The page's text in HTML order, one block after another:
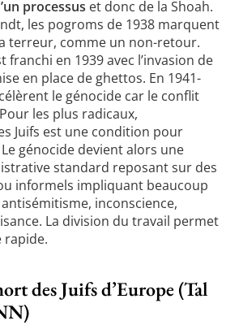
processus et donc de la Shoah.
les pogroms de 1938 marquent
terreur, comme un non-retour.
franchi en 1939 avec l’invasion de
en place de ghettos. En 1941-
le génocide car le conflit
les plus radicaux,
Juifs est une condition pour
génocide devient alors une
standard reposant sur des
informels impliquant beaucoup
inconscience,
La division du travail permet
rapide.
des Juifs d’Europe (Tal